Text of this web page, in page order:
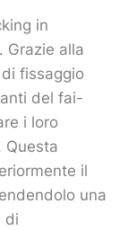
in
Grazie alla
fissaggio
del fai-
i loro
Questa
il
una
di